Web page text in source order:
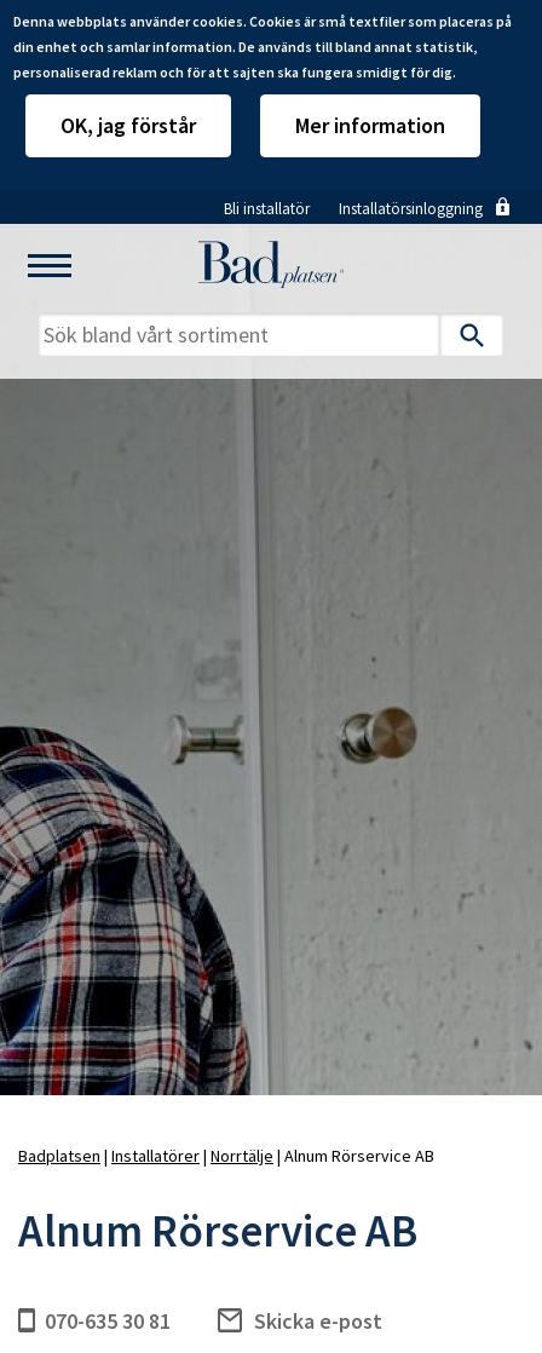
Denna webbplats använder cookies. Cookies är små textfiler som placeras på
din enhet och samlar information. De används till bland annat statistik,
personaliserad reklam och för att sajten ska fungera smidigt för dig.
OK, jag förstår Mer information
till
huvudinnehåll
Bli installatör Installatörsinloggning
Våra varumärken
Badplatsen Installatörer Norrtälje Alnum Rörservice AB
Alnum Rörservice AB
070-635 30 81
Skicka e-post